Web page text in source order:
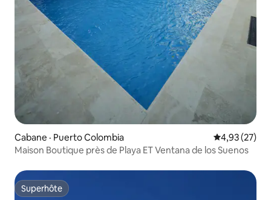
Cabane · Puerto Colombia Note
4,93 (27)
Maison Boutique près de Playa ET Ventana de los Suenos
Superhôte
Superhôte